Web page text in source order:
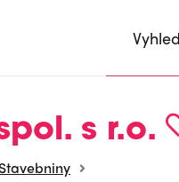
s r.o.
Stavebniny